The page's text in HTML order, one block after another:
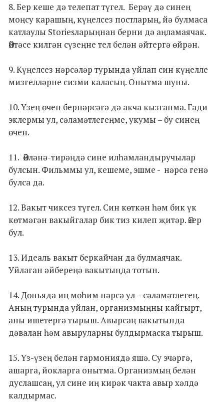
8. Бер кеше дә телепат түгел. Берәү дә синең
моңсу карашың, күңелсез постларың, йә булмаса
катлаулы Storiesларыңнан берни дә аңламаячак.
Әйтәсе килгән сүзеңне тел белән әйтергә өйрән.
9. Күңелсез нәрсәләр турында уйлап син күңелле
мизгелләрне сизми каласың. Онытма шуны.
10. Үзең өчен бернәрсәгә дә акча кызганма. Гади
эклермы ул, сәламәтлегеңме, укумы – бу синең
өчен.
11. Әйләнә-тирәңдә сине илһамландыручылар
булсын. Фильммы ул, кешеме, эшме - нәрсә генә
булса да.
12. Вакыт чиксез түгел. Син көткән һәм бик үк
көтмәгән вакыйгалар бик тиз килеп җитәр. Әзер
бул.
13. Идеаль вакыт беркайчан да булмаячак.
Уйлаган әйбереңә вакытыңда тотын.
14. Дөньяда иң мөһим нәрсә ул – сәламәтлегең.
Аның турында уйлан, организмыңны кайгырт,
аны ишетергә тырыш. Авырсаң вакытында
дәвалан һәм авыруларны булдырмаска тырыш.
15. Үз-үзең белән гармониядә яшә. Су эчәргә,
ашарга, йокларга онытма. Организмың белән
дуслашсаң, ул сине иң кирәк чакта авыр хәлдә
калдырмас.